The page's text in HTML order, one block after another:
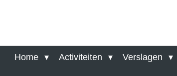
hoofdinhoud
Home Activiteiten Verslagen